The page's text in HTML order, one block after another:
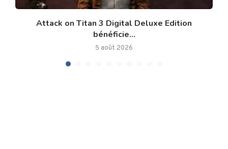
Attack on Titan 3 Digital Deluxe Edition
bénéficie...
5 août 2026